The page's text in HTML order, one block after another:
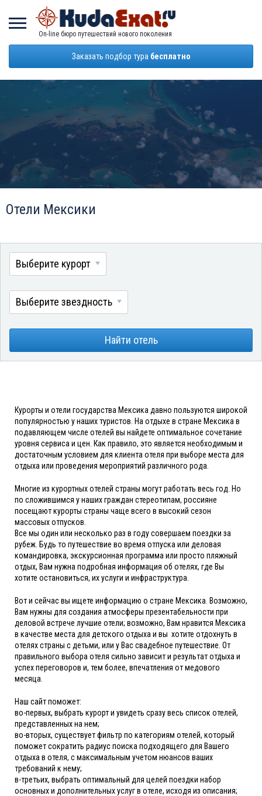
On-line бюро путешествий нового поколения
Заказать подбор тура бесплатно
Отели Мексики
Выберите курорт
Выберите звездность
Найти отель
Курорты и отели государства Мексика давно пользуются широкой
популярностью у наших туристов. На отдыхе в стране Мексика в
подавляющем числе отелей вы найдете оптимальное сочетание
уровня сервиса и цен. Как правило, это является необходимым и
достаточным условием для клиента отеля при выборе места для
отдыха или проведения мероприятий различного рода.
Многие из курортных отелей страны могут работать весь год. Но
по сложившимся у наших граждан стереотипам, россияне
посещают курорты страны чаще всего в высокий сезон
массовых отпусков.
Все мы один или несколько раз в году совершаем поездки за
рубеж. Будь то путешествие во время отпуска или деловая
командировка, экскурсионная программа или просто пляжный
отдых, Вам нужна подробная информация об отелях, где Вы
хотите остановиться, их услуги и инфраструктура.
Вот и сейчас вы ищете информацию о стране Мексика. Возможно,
Вам нужны для создания атмосферы презентабельности при
деловой встрече лучшие отели; возможно, Вам нравится Мексика
в качестве места для детского отдыха и вы хотите отдохнуть в
отелях страны с детьми, или у Вас свадебное путешествие. От
правильного выбора отеля сильно зависит и результат отдыха и
успех переговоров и, тем более, впечатления от медового
месяца.
Наш сайт поможет:
во-первых, выбрать курорт и увидеть сразу весь список отелей,
представленных на нем;
во-вторых, существует фильтр по категориям отелей, который
поможет сократить радиус поиска подходящего для Вашего
отдыха в отеля, с максимальным учетом нюансов ваших
требований к нему;
в-третьих, выбрать оптимальный для целей поездки набор
основных и дополнительных услуг в отеле, исходя из описания;